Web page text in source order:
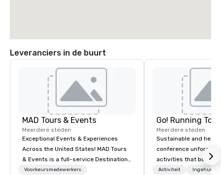
Leveranciers in de buurt
MAD Tours & Events
Meerdere steden
Exceptional Events & Experiences
Across the United States! MAD Tours
& Events is a full-service Destination
Management Company specializing in
Voorkeursmedewerkers
Go! Running
Meerdere steden
Sustainable and
conference
activities that boost
lower carbon
Activiteit